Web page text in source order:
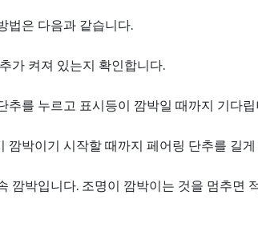
법은 다음과 같습니다.
가 켜져 있는지 확인합니다.
추를 누르고 표시등이 깜박일 때까지 기다립
깜박이기 시작할 때까지 페어링 단추를 길
깜박입니다. 조명이 깜박이는 것을 멈추면